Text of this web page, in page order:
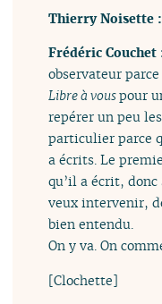
Thierry Noisette :
Frédéric Couchet
observateur
Libre à vouspour
repérer un peu
particulier parce
a écrits. Le
qu’il a écrit,
veux intervenir,
bien entendu.
On y va. On
[Clochette]